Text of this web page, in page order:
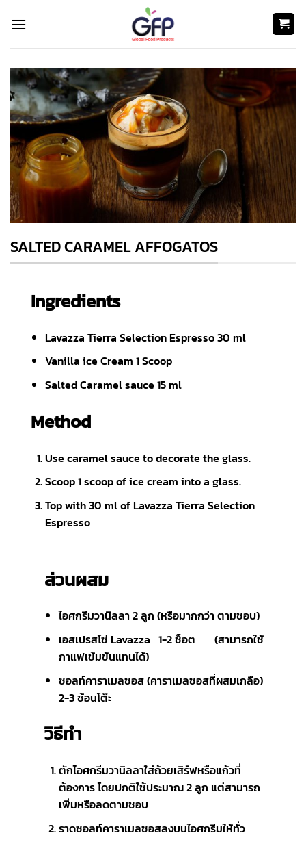
SALTED CARAMEL AFFOGATOS
Ingredients
Lavazza Tierra Selection Espresso 30 ml
Vanilla ice Cream 1 Scoop
Salted Caramel sauce 15 ml
Method
Use caramel sauce to decorate the glass.
Scoop 1 scoop of ice cream into a glass.
Top with 30 ml ofLavazza Tierra Selection
Espresso
ส่วนผสม
ไอศกรีมวานิลลา 2 ลูก (หรือมากกว่า ตามชอบ)
เอสเปรสโซ่ Lavazza 1-2 ช็อต (สามารถใช้
กาแฟเข้มข้นแทนได้)
ซอลท์คาราเมลซอส (คาราเมลซอสที่ผสมเกลือ)
2-3 ช้อนโต๊ะ
วิธีทำ
ตักไอศกรีมวานิลลาใส่ถ้วยเสิร์ฟหรือแก้วที่
ต้องการ โดยปกติใช้ประมาณ 2 ลูก แต่สามารถ
เพิ่มหรือลดตามชอบ
ราดซอลท์คาราเมลซอสลงบนไอศกรีมให้ทั่ว